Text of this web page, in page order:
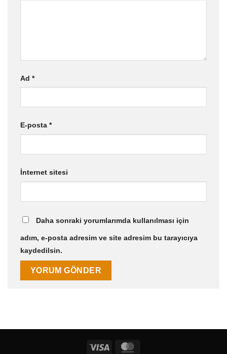
Ad *
E-posta *
İnternet sitesi
Daha sonraki yorumlarımda kullanılması için
adım, e-posta adresim ve site adresim bu tarayıcıya
kaydedilsin.
Visa